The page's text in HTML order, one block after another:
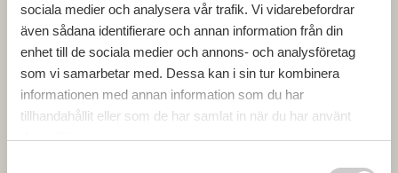
sociala medier och analysera vår trafik. Vi vidarebefordrar
även sådana identifierare och annan information från din
enhet till de sociala medier och annons- och analysföretag
som vi samarbetar med. Dessa kan i sin tur kombinera
informationen med annan information som du har
tillhandahållit eller som de har samlat in när du har använt
deras tjänster.
Industrifastighet till salu
Fläkten 12 – Växjö, Öster